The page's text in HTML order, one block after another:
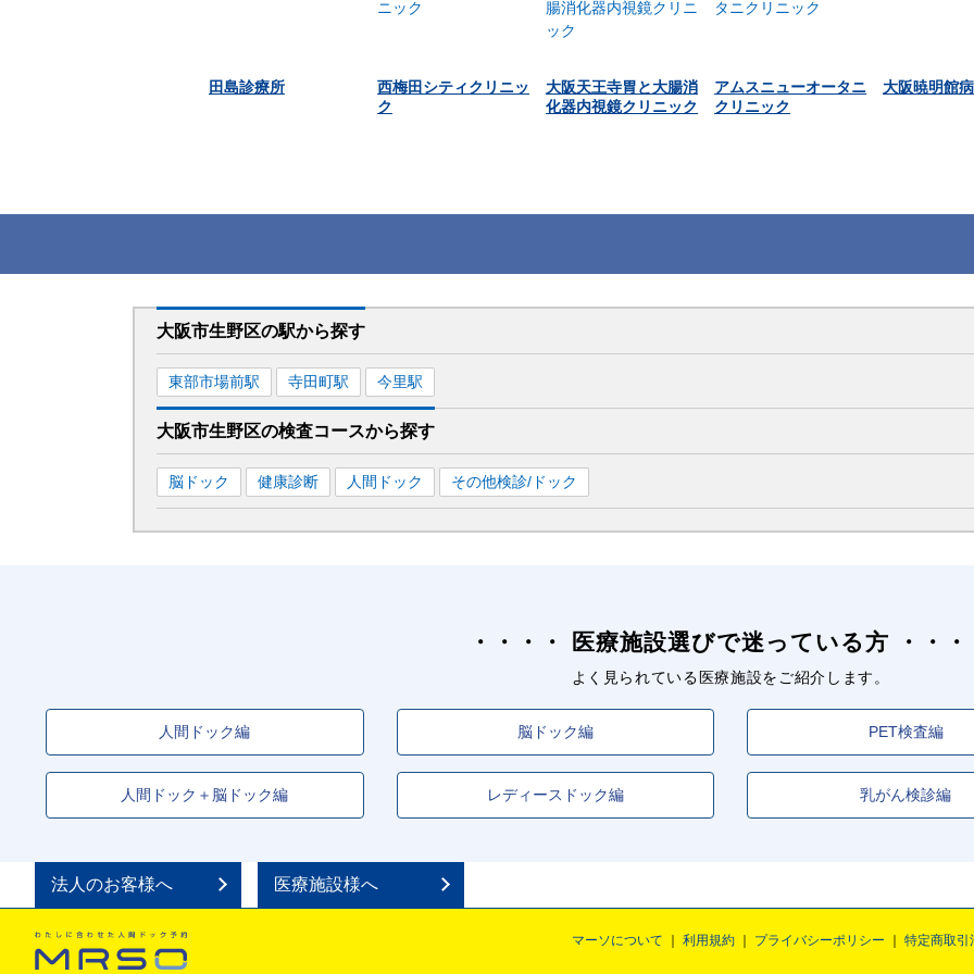
田島診療所
西梅田シティクリニッ
ク
大阪天王寺胃と大腸消
化器内視鏡クリニック
アムスニューオータニ
クリニック
大阪暁明館
大阪市生野区の駅から探す
東部市場前駅 寺田町駅 今里駅
大阪市生野区の検査コースから探す
脳ドック 健康診断 人間ドック その他検診/ドック
医療施設選びで迷っている方
よく見られている医療施設をご紹介します。
人間ドック編 脳ドック編 PET検査編
人間ドック＋脳ドック編 レディースドック編 乳がん検診編
法人のお客様へ 医療施設様へ
マーソについて 利用規約 プライバシーポリシー 特定商取引